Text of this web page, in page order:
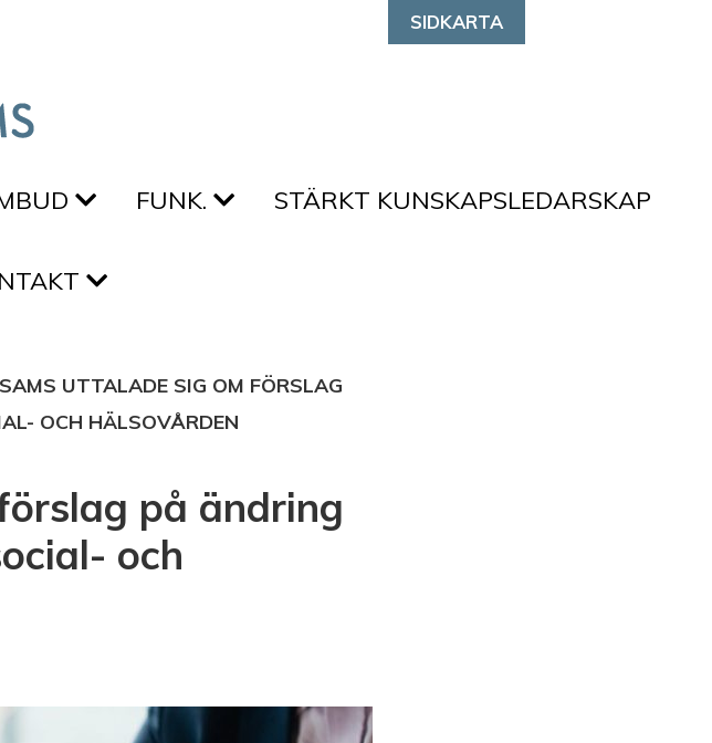
SIDKARTA
FUNK. STÄRKT KUNSKAPSLEDARSKAP
SAMS UTTALADE SIG OM FÖRSLAG
OCH HÄLSOVÅRDEN
på ändring
och